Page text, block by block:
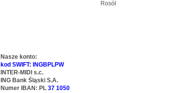
Rosół
Nasze konto:
kod SWIFT: INGBPLPW
INTER-MIDI s.c.
ING Bank Śląski S.A.
Numer IBAN: PL37 1050